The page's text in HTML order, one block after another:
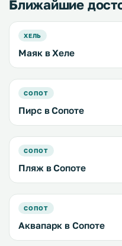
Ближайшие
ХЕЛЬ
Маяк в Хеле
СОПОТ
Пирс в Сопоте
СОПОТ
Пляж в Сопоте
СОПОТ
Аквапарк в Сопоте